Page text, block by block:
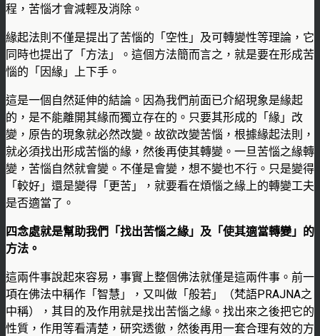
程，苦惱才會減輕及消除。
緣起法則不僅是提出了苦惱的「空性」及可轉變性等理論，它
同時也提出了「方法」。這個方法簡而言之，就是要在形成苦
惱的「因緣」上下手。
這是一個自然延伸的結論。因為我們前面已介紹現象是緣起
的，是不能離開其緣而獨立存在的。只要其形成的「緣」改
變，原告的現象就必然改變。故欲改變苦惱，根據緣起法則，
就必須找出形成苦惱的緣，然後再使其轉變。一旦苦惱之緣轉
變，苦惱自然就會變。不僅是會變，想不變也不行。只是變得
「較好」還是變得「更苦」，就要看在煩惱之緣上的轉變工夫
是否適當了。
四念處就是幫助我們「找出苦惱之緣」及「使其適當轉變」的
方法。
這兩件事說起來容易，事實上整個佛法就僅是這兩件事。前一
項在佛法中稱作「智慧」，又叫做「般若」（梵語PRAJNA之
中稱），其目的及作用就是找出苦惱之緣。找出來之後把它的
性質，作用等看清楚，研究透徹，然後再用一套合理有效的方